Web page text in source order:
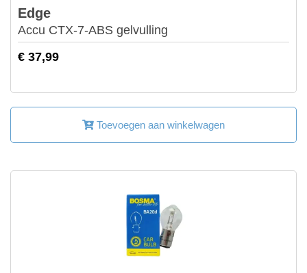
Edge
Accu CTX-7-ABS gelvulling
€ 37,99
Toevoegen aan winkelwagen